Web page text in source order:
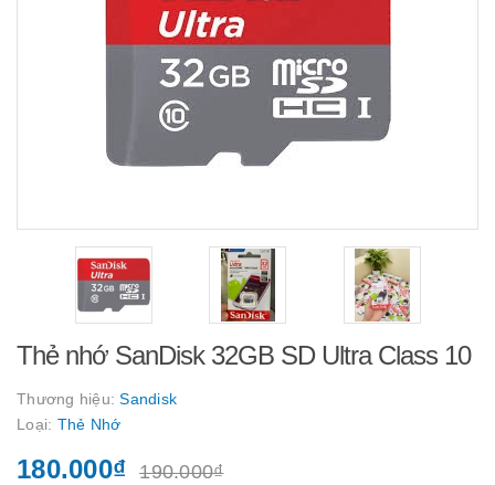
Thẻ nhớ SanDisk 32GB SD Ultra Class 10
Thương hiệu:Sandisk
Loại: Thẻ Nhớ
180.000₫ 190.000₫